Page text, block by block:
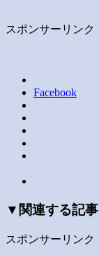
スポンサーリンク
Facebook
▼関連する記事
スポンサーリンク